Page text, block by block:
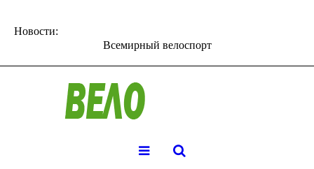
Новости:
Всемирный велоспорт